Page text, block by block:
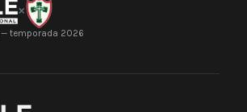
×
— temporada 2026